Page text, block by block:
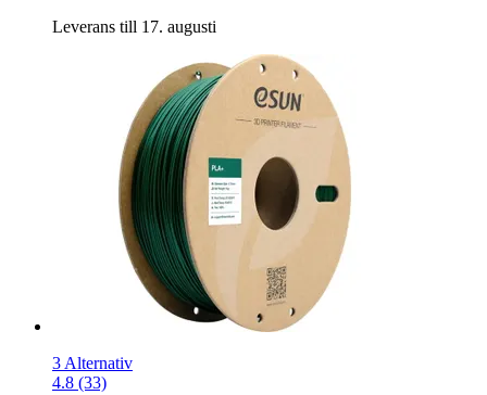
Leverans till 17. augusti
3 Alternativ
4.8 (33)